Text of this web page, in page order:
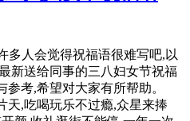
多人会觉得祝福语很难写吧,以
新送给同事的三八妇女节祝福
参考,希望对大家有所帮助。
天,吃喝玩乐不过瘾,众星来捧